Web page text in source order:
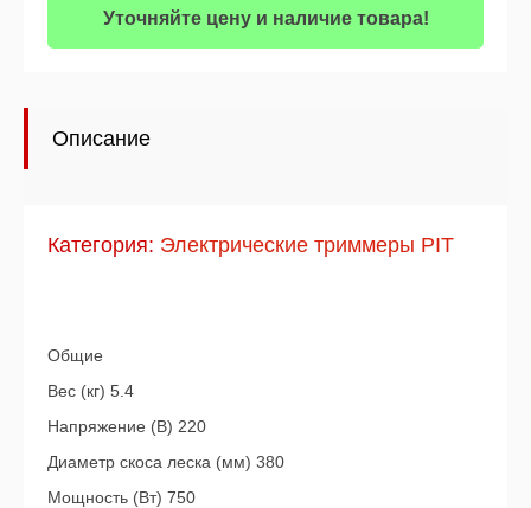
Уточняйте цену и наличие товара!
Описание
Категория: Электрические триммеры PIT
Общие
Вес (кг) 5.4
Напряжение (В) 220
Диаметр скоса леска (мм) 380
Мощность (Вт) 750